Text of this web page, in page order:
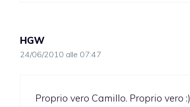
HGW
24/06/2010 alle 07:47
Proprio vero Camillo. Proprio vero :)